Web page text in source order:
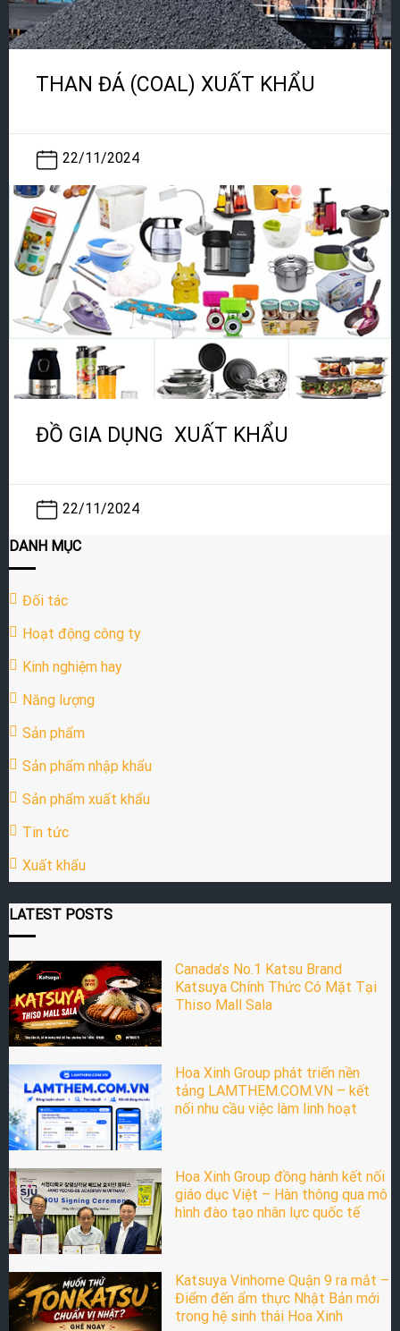
THAN ĐÁ (COAL) XUẤT KHẨU
22/11/2024
ĐỒ GIA DỤNG XUẤT KHẨU
22/11/2024
DANH MỤC
Đối tác
Hoạt động công ty
Kinh nghiệm hay
Năng lượng
Sản phẩm
Sản phẩm nhập khẩu
Sản phẩm xuất khẩu
Tin tức
Xuất khẩu
LATEST POSTS
Canada’s No.1 Katsu Brand
Katsuya Chính Thức Có Mặt Tại
Thiso Mall Sala
Hoa Xinh Group phát triển nền
tảng LAMTHEM.COM.VN – kết
nối nhu cầu việc làm linh hoạt
Hoa Xinh Group đồng hành kết nối
giáo dục Việt – Hàn thông qua mô
hình đào tạo nhân lực quốc tế
Katsuya Vinhome Quận 9 ra mắt –
Điểm đến ẩm thực Nhật Bản mới
trong hệ sinh thái Hoa Xinh